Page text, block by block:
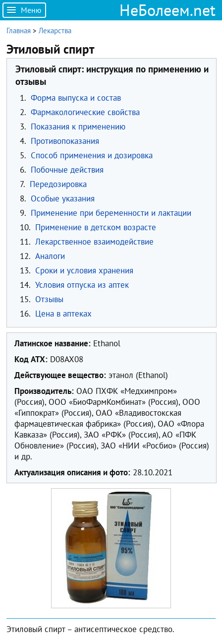
Меню НеБолеем.net
Главная >Лекарства
Этиловый спирт
Этиловый спирт: инструкция по применению и
отзывы
1. Форма выпуска и состав
2. Фармакологические свойства
3. Показания к применению
4. Противопоказания
5. Способ применения и дозировка
6. Побочные действия
7. Передозировка
8. Особые указания
9. Применение при беременности и лактации
10. Применение в детском возрасте
11. Лекарственное взаимодействие
12. Аналоги
13. Сроки и условия хранения
14. Условия отпуска из аптек
15. Отзывы
16. Цена в аптеках
Латинское название: Ethanol
Код ATX: D08AX08
Действующее вещество: этанол (Ethanol)
Производитель: ОАО ПХФК «Медхимпром»
(Россия), ООО «БиоФармКомбинат» (Россия), ООО
«Гиппократ» (Россия), ОАО «Владивостокская
фармацевтическая фабрика» (Россия), ОАО «Флора
Кавказа» (Россия), ЗАО «РФК» (Россия), АО «ПФК
Обновление» (Россия), ЗАО «НИИ «Росбио» (Россия)
и др.
Актуализация описания и фото: 28.10.2021
Этиловый спирт – антисептическое средство.